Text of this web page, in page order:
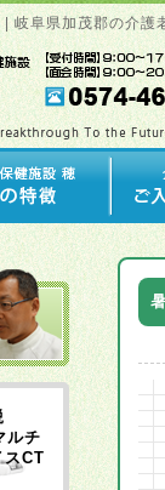
岐阜県加茂郡の介
ルチ
スCT